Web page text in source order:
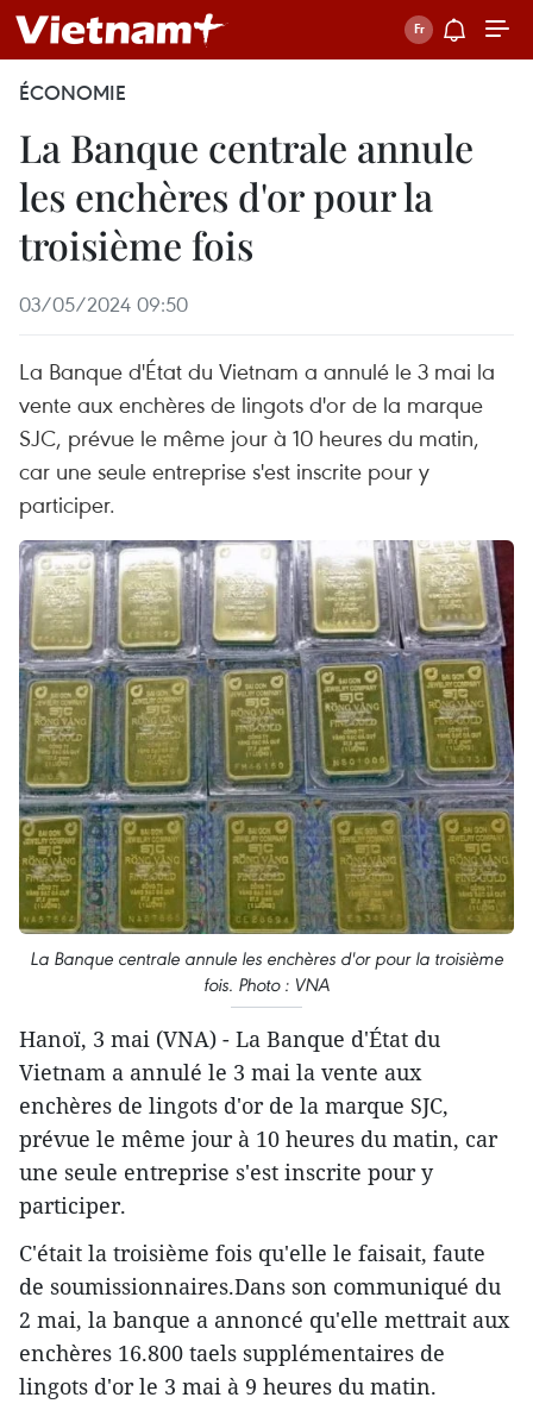
ÉCONOMIE
La Banque centrale annule
les enchères d'or pour la
troisième fois
03/05/2024 09:50
La Banque d'État du Vietnam a annulé le 3 mai la
vente aux enchères de lingots d'or de la marque
SJC, prévue le même jour à 10 heures du matin,
car une seule entreprise s'est inscrite pour y
participer.
La Banque centrale annule les enchères d'or pour la troisième
fois. Photo : VNA
Hanoï, 3 mai (VNA) - La Banque d'État du
Vietnam a annulé le 3 mai la vente aux
enchères de lingots d'or de la marque SJC,
prévue le même jour à 10 heures du matin, car
une seule entreprise s'est inscrite pour y
participer.
C'était la troisième fois qu'elle le faisait, faute
de soumissionnaires.Dans son communiqué du
2 mai, la banque a annoncé qu'elle mettrait aux
enchères 16.800 taels supplémentaires de
lingots d'or le 3 mai à 9 heures du matin.